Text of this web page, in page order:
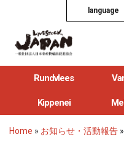
language
Rundvlees
Kippenei
Home » お知らせ・活動報告 »